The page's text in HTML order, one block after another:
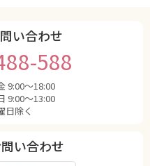
い合わせ
588
9:00〜18:00
9:00〜13:00
日除く
い合わせ